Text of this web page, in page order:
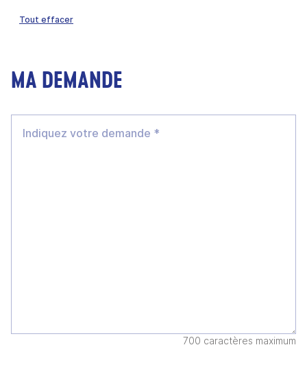
Tout effacer
MA DEMANDE
700 caractères maximum